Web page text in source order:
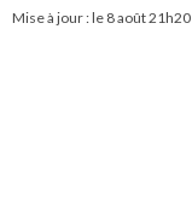
Mise à jour : le 8 août 21h20